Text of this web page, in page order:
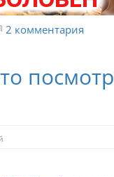
2 комментария